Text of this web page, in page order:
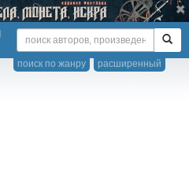
расширенный
поиск по жанру